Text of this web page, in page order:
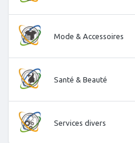
Mode & Accessoires
Santé & Beauté
Services divers